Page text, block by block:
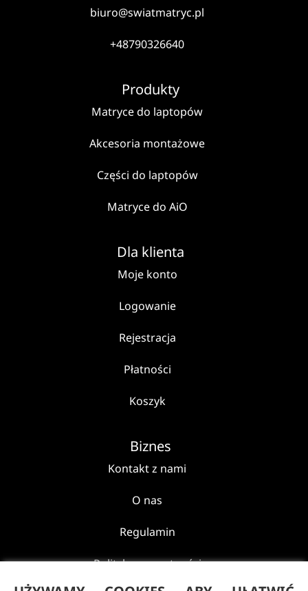
biuro@swiatmatryc.pl
+48790326640
Produkty
Matryce do laptopów
Akcesoria montażowe
Części do laptopów
Matryce do AiO
Dla klienta
Moje konto
Logowanie
Rejestracja
Płatności
Koszyk
Biznes
Kontakt z nami
O nas
Regulamin
Polityka prywatności